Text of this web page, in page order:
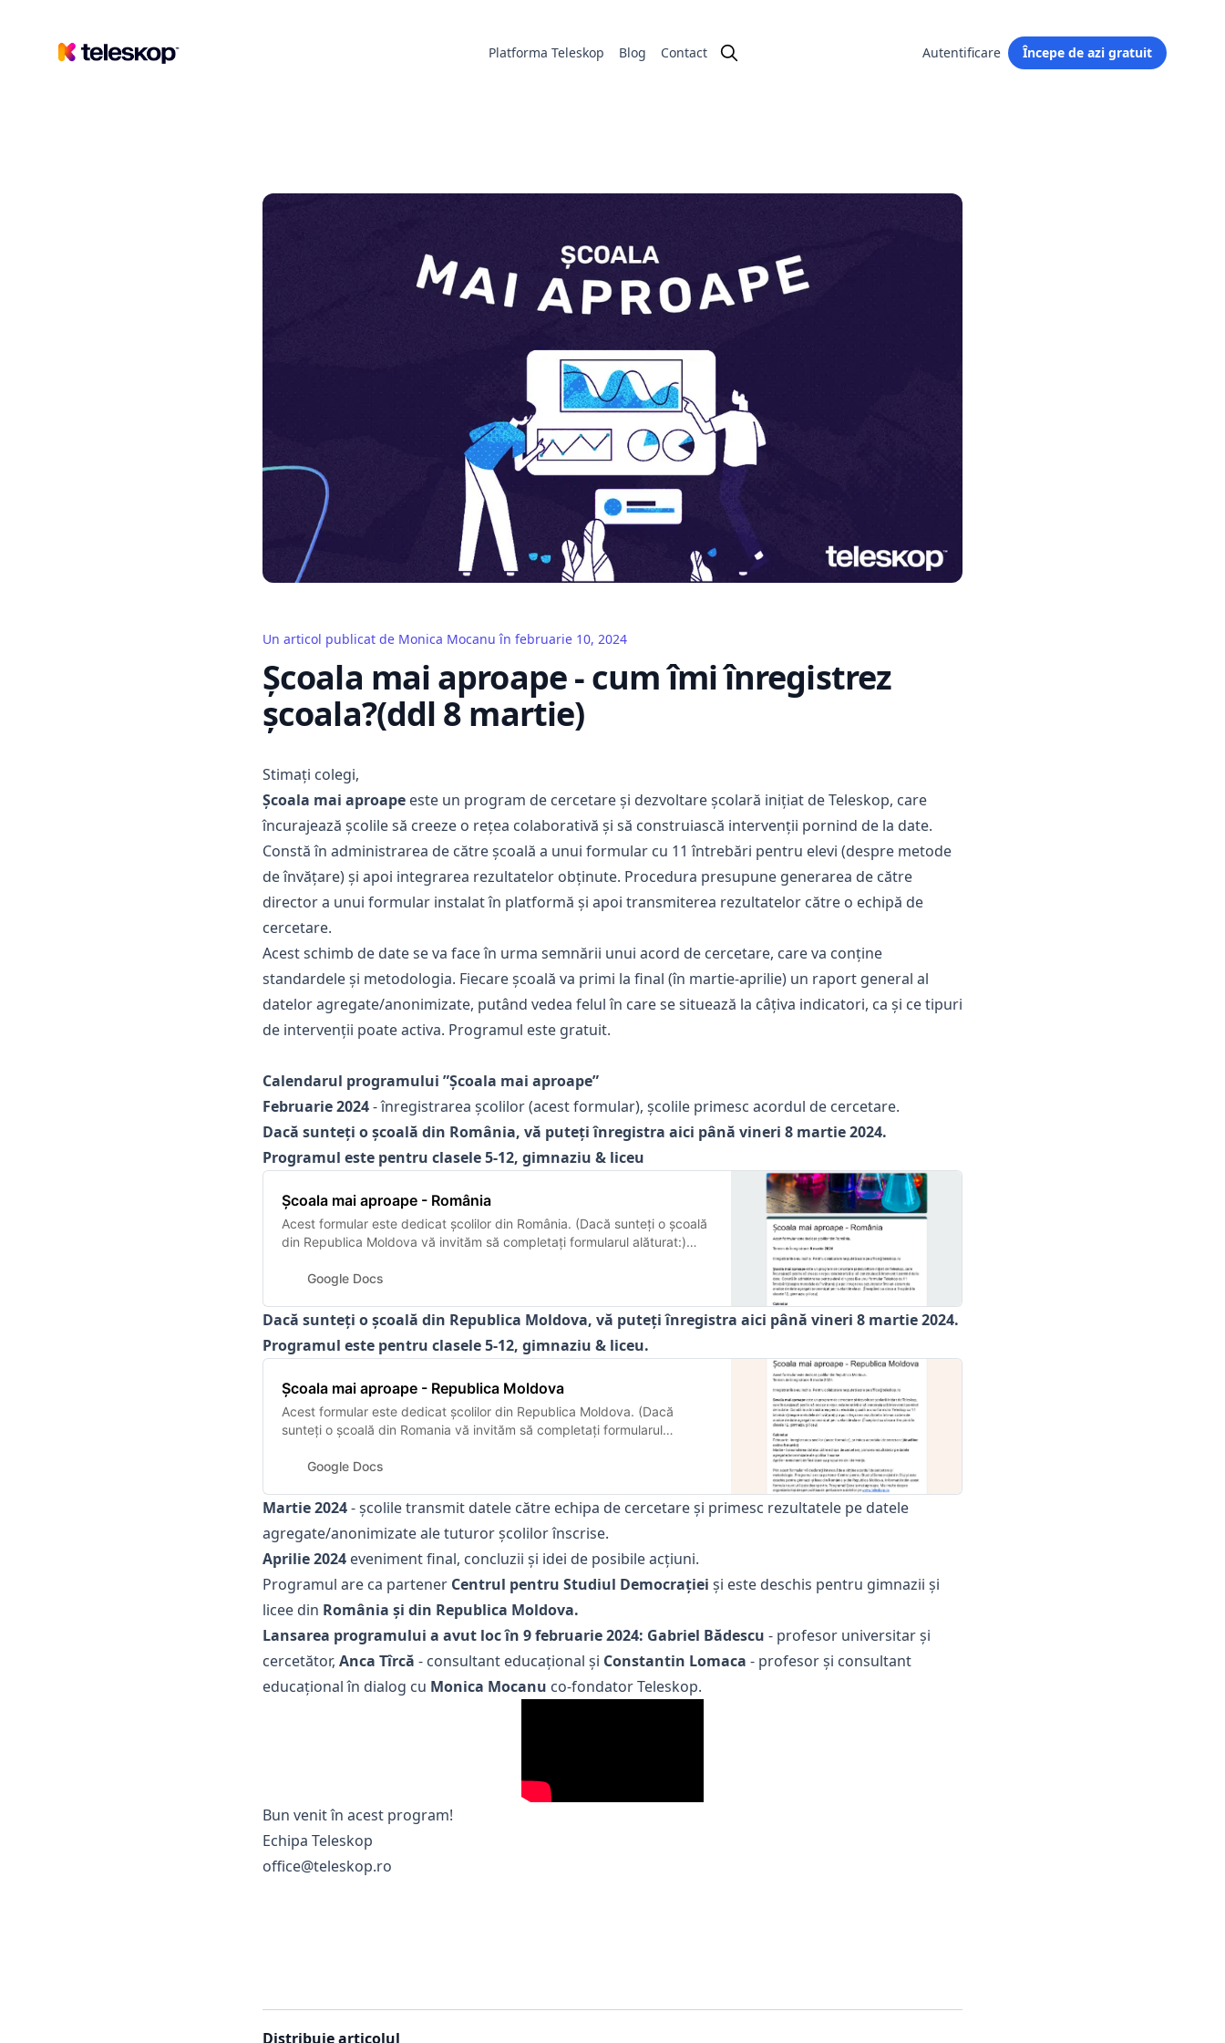
Teleskop Platforma Teleskop Blog Contact Autentificare Începe de azi gratuit
Un articol publicat de Monica Mocanu în februarie 10, 2024
Școala mai aproape - cum îmi înregistrez
școala?(ddl 8 martie)
Stimați colegi,
Școala mai aproape este un program de cercetare și dezvoltare școlară inițiat deTeleskop, care
încurajează școlile să creeze o rețea colaborativă și să construiască intervenții pornind de la date.
Constă în administrarea de către școală a unui formular cu 11 întrebări pentru elevi (despre metode
de învățare) și apoi integrarea rezultatelor obținute. Procedura presupune generarea de către
director a unui formular instalat în platformă și apoi transmiterea rezultatelor către o echipă de
cercetare.
Acest schimb de date se va face în urma semnării unui acord de cercetare, care va conține
standardele și metodologia. Fiecare școală va primi la final (în martie-aprilie) un raport general al
datelor agregate/anonimizate, putând vedea felul în care se situează la câțiva indicatori, ca și ce tipuri
de intervenții poate activa. Programul este gratuit.
Calendarul programului ”Școala mai aproape”
Februarie 2024- înregistrarea școlilor (acest formular), școlile primesc acordul de cercetare.
Dacă sunteți o școală din România, vă puteți înregistra aici până vineri 8 martie 2024.
Programul este pentru clasele 5-12, gimnaziu & liceu
Școala mai aproape - România
Acest formular este dedicat școlilor din România. (Dacă sunteți o școală
din Republica Moldova vă invităm să completați formularul alăturat:)
Teleskop care încurajează școlile să creeze o rețea colaborativă și să
Google Docs
Dacă sunteți o școală din Republica Moldova, vă puteți înregistra aici până vineri 8 martie 2024.
Programul este pentru clasele 5-12, gimnaziu & liceu.
Școala mai aproape - Republica Moldova
Acest formular este dedicat școlilor din Republica Moldova. (Dacă
sunteți o școală din Romania vă invităm să completați formularul
de Teleskop care încurajează școlile să creeze o rețea colaborativă și să
Google Docs
Martie 2024- școlile transmit datele către echipa de cercetare și primesc rezultatele pe datele
agregate/anonimizate ale tuturor școlilor înscrise.
Aprilie 2024 eveniment final, concluzii și idei de posibile acțiuni.
Programul are ca partener Centrul pentru Studiul Democrației și este deschis pentru gimnazii și
licee din România și din Republica Moldova.
Lansarea programului a avut loc în 9 februarie 2024: Gabriel Bădescu - profesor universitar și
cercetător, Anca Tîrcă - consultant educațional și Constantin Lomaca - profesor și consultant
educațional în dialog cu Monica Mocanu co-fondator Teleskop.
Bun venit în acest program!
Echipa Teleskop
office@teleskop.ro
Distribuie articolul